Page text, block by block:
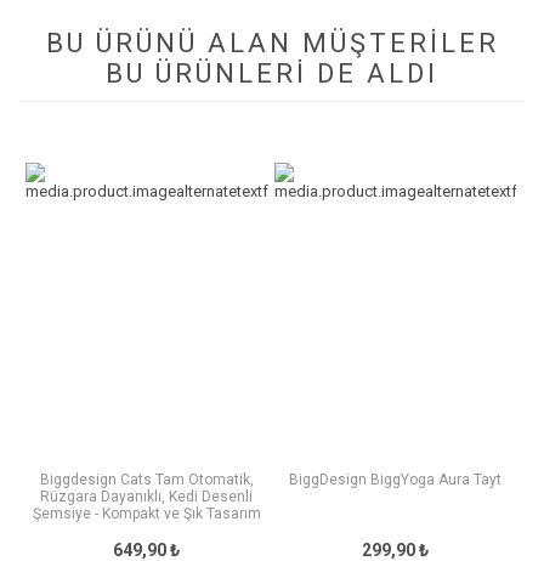
BU ÜRÜNÜ ALAN MÜŞTERILER
BU ÜRÜNLERI DE ALDI
Biggdesign Cats Tam Otomatik,
Rüzgara Dayanıklı, Kedi Desenli
Şemsiye - Kompakt ve Şık Tasarım
649,90 ₺
BiggDesign BiggYoga Aura Tayt
299,90 ₺